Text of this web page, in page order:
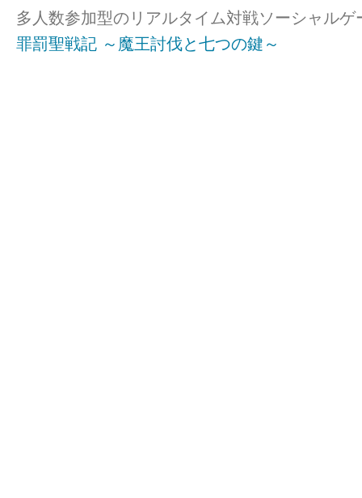
多人数参加型のリアルタイム対戦ソーシャルゲ
罪罰聖戦記 ～魔王討伐と七つの鍵～